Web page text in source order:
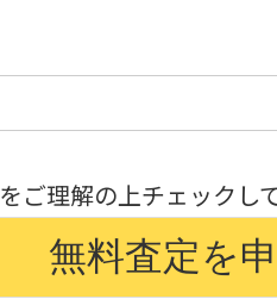
をご理解の上チェックし